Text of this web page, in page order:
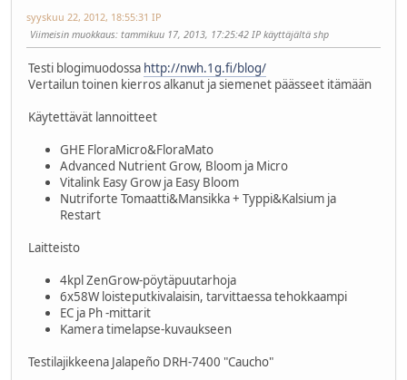
syyskuu 22, 2012, 18:55:31 IP
Viimeisin muokkaus: tammikuu 17, 2013, 17:25:42 IP käyttäjältä shp
Testi blogimuodossa http://nwh.1g.fi/blog/
Vertailun toinen kierros alkanut ja siemenet päässeet itämään
Käytettävät lannoitteet
GHE FloraMicro&FloraMato
Advanced Nutrient Grow, Bloom ja Micro
Vitalink Easy Grow ja Easy Bloom
Nutriforte Tomaatti&Mansikka + Typpi&Kalsium ja
Restart
Laitteisto
4kpl ZenGrow-pöytäpuutarhoja
6x58W loisteputkivalaisin, tarvittaessa tehokkaampi
EC ja Ph -mittarit
Kamera timelapse-kuvaukseen
Testilajikkeena Jalapeño DRH-7400 "Caucho"